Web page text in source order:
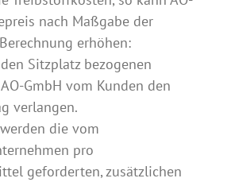
nach Maßgabe der
erhöhen:
Sitzplatz bezogenen
GmbH vom Kunden den
verlangen.
die vom
pro
geforderten, zusätzlichen